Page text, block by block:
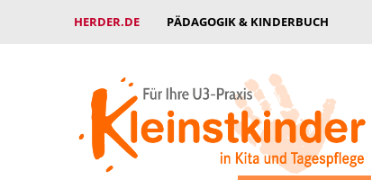
HERDER.DE PÄDAGOGIK & KINDERBUCH